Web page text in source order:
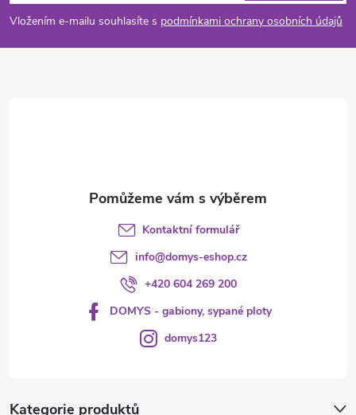
p
a
Vložením e-mailu souhlasíte s podmínkami ochrany osobních údajů
Kategorie produktů
Kontaktní formulář
info@domys-eshop.cz
+420 604 269 200
DOMYS - gabiony, sypané ploty
domys123